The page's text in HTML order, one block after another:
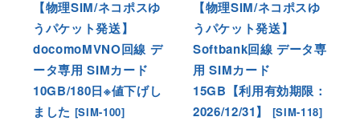
【物理SIM/ネコポスゆ
うパケット発送】
docomoMVNO回線 デ
ータ専用 SIMカード
10GB/180日※値下げし
ました [SIM-100]
【物理SIM/ネコポスゆ
うパケット発送】
Softbank回線 データ専
用 SIMカード
15GB【利用有効期限：
2026/12/31】
[SIM-118]